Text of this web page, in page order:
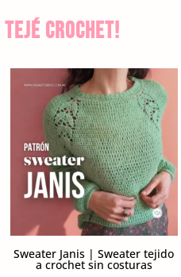
Tejé crochet!
Sweater Janis | Sweater tejido
a crochet sin costuras